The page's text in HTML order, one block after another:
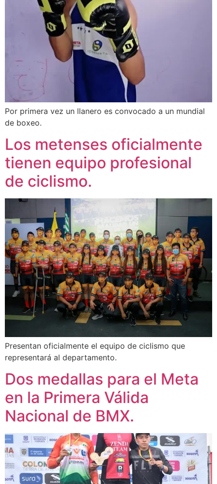
Por primera vez un llanero es convocado a un mundial
de boxeo.
Los metenses oficialmente
tienen equipo profesional
de ciclismo.
Presentan oficialmente el equipo de ciclismo que
representará al departamento.
Dos medallas para el Meta
en la Primera Válida
Nacional de BMX.